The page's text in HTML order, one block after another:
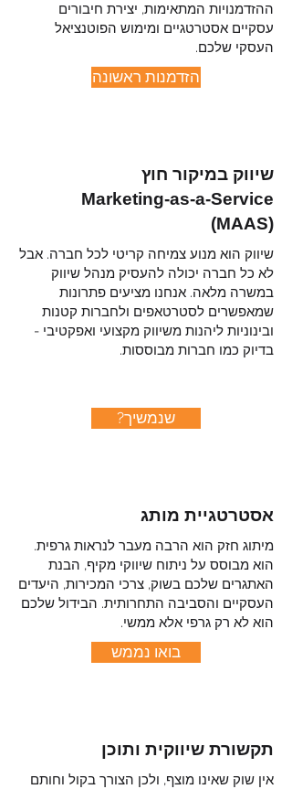
ההזדמנויות המתאימות, יצירת חיבורים
עסקיים אסטרטגיים ומימוש הפוטנציאל
העסקי שלכם.
הזדמנות ראשונה
שיווק במיקור חוץ
Marketing-as-a-Service
(MAAS)
שיווק הוא מנוע צמיחה קריטי לכל חברה. אבל
לא כל חברה יכולה להעסיק מנהל שיווק
במשרה מלאה. אנחנו מציעים פתרונות
שמאפשרים לסטרטאפים ולחברות קטנות
ובינוניות ליהנות משיווק מקצועי ואפקטיבי -
בדיוק כמו חברות מבוססות.
?שנמשיך
אסטרטגיית מותג
מיתוג חזק הוא הרבה מעבר לנראות גרפית.
הוא מבוסס על ניתוח שיווקי מקיף, הבנת
האתגרים שלכם בשוק, צרכי המכירות, היעדים
העסקיים והסביבה התחרותית. הבידול שלכם
הוא לא רק גרפי אלא ממשי.
בואו נממש
תקשורת שיווקית ותוכן
אין שוק שאינו מוצף, ולכן הצורך בקול וחותם